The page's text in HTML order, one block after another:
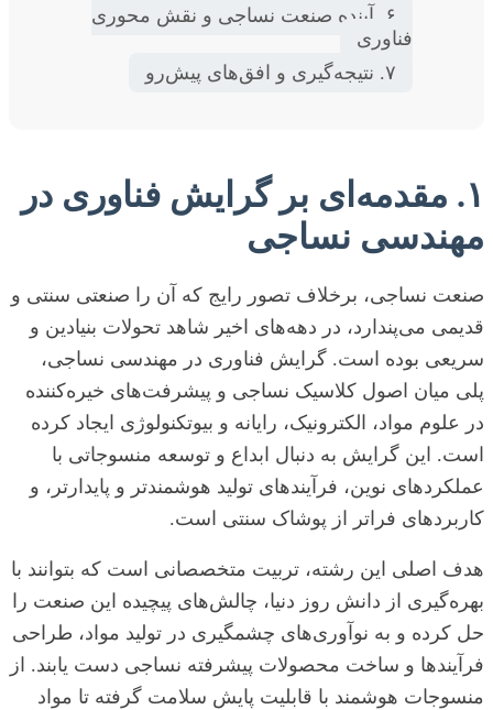
۶. آینده صنعت نساجی و نقش محوری
فناوری
۷. نتیجه‌گیری و افق‌های پیش‌رو
۱. مقدمه‌ای بر گرایش فناوری در
مهندسی نساجی
صنعت نساجی، برخلاف تصور رایج که آن را صنعتی سنتی و
قدیمی می‌پندارد، در دهه‌های اخیر شاهد تحولات بنیادین و
سریعی بوده است. گرایش فناوری در مهندسی نساجی،
پلی میان اصول کلاسیک نساجی و پیشرفت‌های خیره‌کننده
در علوم مواد، الکترونیک، رایانه و بیوتکنولوژی ایجاد کرده
است. این گرایش به دنبال ابداع و توسعه منسوجاتی با
عملکردهای نوین، فرآیندهای تولید هوشمندتر و پایدارتر، و
کاربردهای فراتر از پوشاک سنتی است.
هدف اصلی این رشته، تربیت متخصصانی است که بتوانند با
بهره‌گیری از دانش روز دنیا، چالش‌های پیچیده این صنعت را
حل کرده و به نوآوری‌های چشمگیری در تولید مواد، طراحی
فرآیندها و ساخت محصولات پیشرفته نساجی دست یابند. از
منسوجات هوشمند با قابلیت پایش سلامت گرفته تا مواد